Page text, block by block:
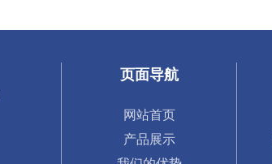
页面导航
网站首页
产品展示